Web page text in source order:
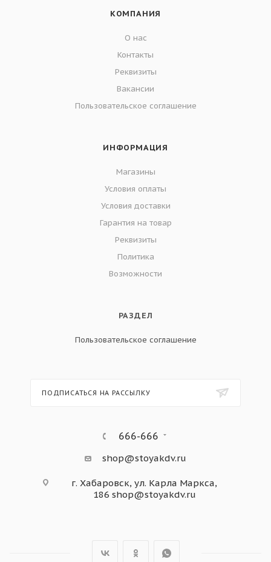
КОМПАНИЯ
О нас
Контакты
Реквизиты
Вакансии
Пользовательское соглашение
ИНФОРМАЦИЯ
Магазины
Условия оплаты
Условия доставки
Гарантия на товар
Реквизиты
Политика
Возможности
РАЗДЕЛ
Пользовательское соглашение
ПОДПИСАТЬСЯ НА РАССЫЛКУ
666-666
shop@stoyakdv.ru
г. Хабаровск, ул. Карла Маркса,
186 shop@stoyakdv.ru